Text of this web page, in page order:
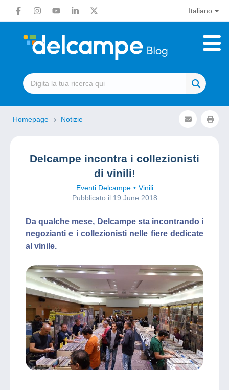
Italiano
Homepage Notizie
Delcampe incontra i collezionisti
di vinili!
Eventi Delcampe
Vinili
Pubblicato il 19 June 2018
Da qualche mese, Delcampe sta incontrando i
negozianti e i collezionisti nelle fiere dedicate
al vinile.